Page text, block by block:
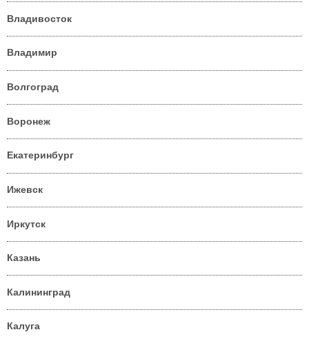
Владивосток
Владимир
Волгоград
Воронеж
Екатеринбург
Ижевск
Иркутск
Казань
Калининград
Калуга